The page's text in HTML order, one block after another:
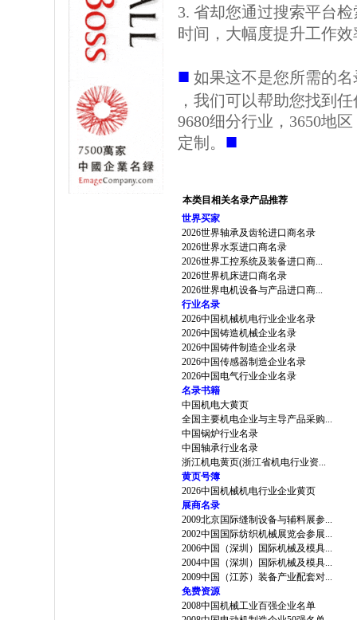
3. 省却您通过搜索平台
时间，大幅度提升工作效
■ 如果这不是您所需的
，我们可以帮助您找到
9680细分行业，3650地
定制。 ■
本类目相关名录产品推荐
世界买家
2026世界轴承及齿轮进口商名录
2026世界水泵进口商名录
2026世界工控系统及装备进口商...
2026世界机床进口商名录
2026世界电机设备与产品进口商...
行业名录
2026中国机械机电行业企业名录
2026中国铸造机械企业名录
2026中国铸件制造企业名录
2026中国传感器制造企业名录
2026中国电气行业企业名录
名录书籍
中国机电大黄页
全国主要机电企业与主导产品采购...
中国锅炉行业名录
中国轴承行业名录
浙江机电黄页(浙江省机电行业资...
黄页号簿
2026中国机械机电行业企业黄页
展商名录
2009北京国际缝制设备与辅料展参...
2002中国国际纺织机械展览会参展...
2006中国（深圳）国际机械及模具...
2004中国（深圳）国际机械及模具...
2009中国（江苏）装备产业配套对...
免费资源
2008中国机械工业百强企业名单